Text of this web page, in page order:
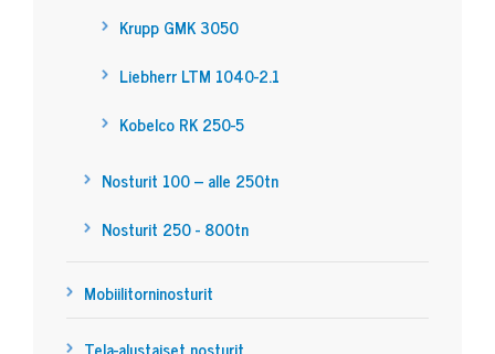
Krupp GMK 3050
Liebherr LTM 1040-2.1
Kobelco RK 250-5
Nosturit 100 – alle 250tn
Nosturit 250 - 800tn
Mobiilitorninosturit